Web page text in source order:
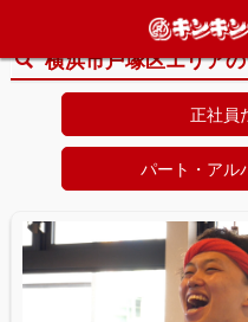
求人情報>神奈川県
横浜市戸塚区エリア
正社員
パート・アル